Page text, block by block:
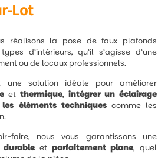
Lot
réalisons la pose de faux plafonds
d’intérieurs, qu’il s’agisse d’une
ou de locaux professionnels.
une solution idéale pour améliorer
et thermique, intégrer un éclairage
éléments techniquescomme les
faire, nous vous garantissons une
durable et parfaitement plane, quel